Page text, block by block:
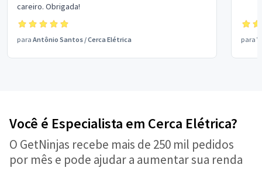
careiro. Obrigada!
para Antônio Santos /Cerca Elétrica para
Você é Especialista em Cerca Elétrica?
O GetNinjas recebe mais de 250 mil pedidos
por mês e pode ajudar a aumentar sua renda